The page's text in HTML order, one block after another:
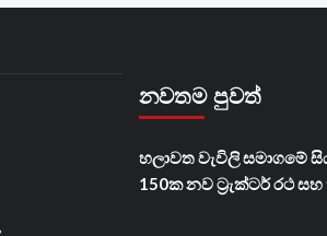
නවතම පුවත්
හලාවත වැවිලි සමාගමේ
150ක නව ට්‍රැක්ටර් රථ